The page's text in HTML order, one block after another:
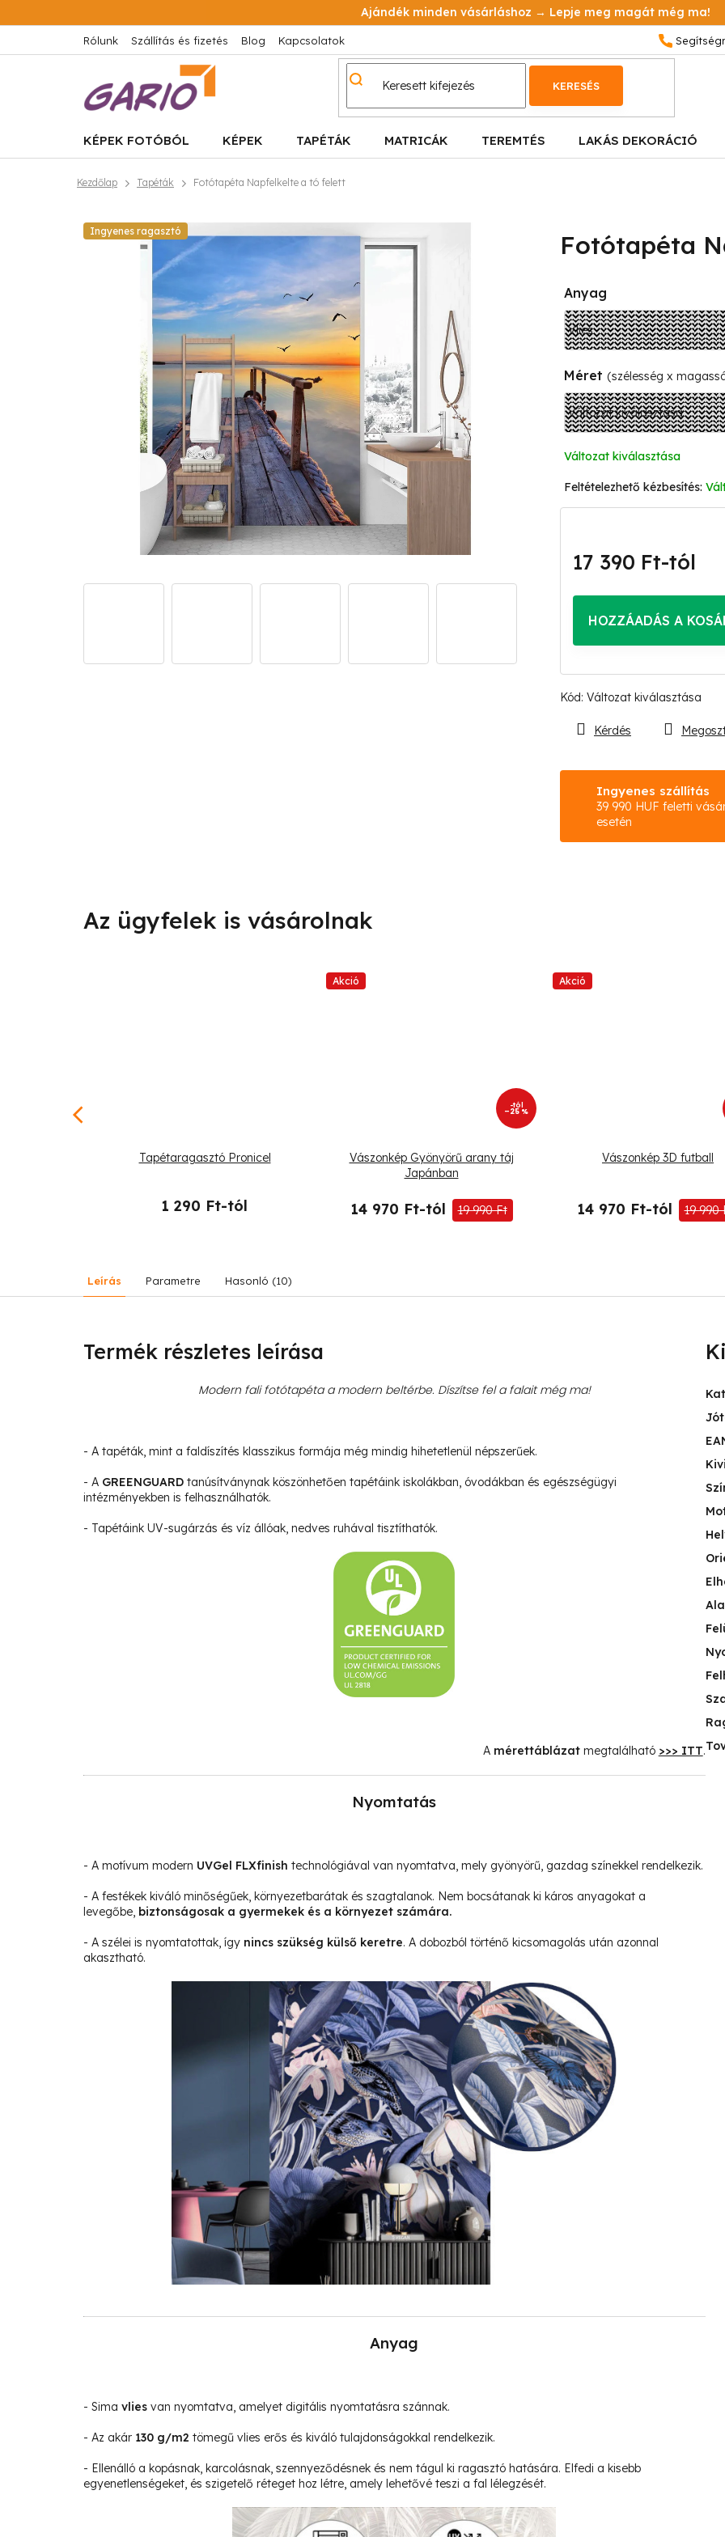
a
tartalomhoz
Ajándék minden vásárláshoz → Lepje meg magát még ma!
Rólunk Szállítás és fizetés Blog Kapcsolatok
KERESÉS
KÉPEK FOTÓBÓL KÉPEK TAPÉTÁK MATRICÁK TEREMTÉS LAKÁS DEKORÁCIÓ
Kezdőlap Tapéták Fotótapéta Napfelkelte a tó felett
Ingyenes ragasztó Fotótapéta
Kód: Változat kiválasztása
Anyag
Méret (szélesség x
Változat kiválasztása
17 390 Ft-tól
HOZZÁADÁS A
Ingyenes szállítás
39 990 HUF feletti
esetén
Kérdés
–25 %
Tapétaragasztó Pronicel
1 290 Ft-tól
Akció
-tól
–25 %
Vászonkép Gyönyörű arany táj
Japánban
14 970 Ft-tól 19 990 Ft
Akció
Vászonkép 3D futball
14 970 Ft-tól 19 990
Leírás Parametre Hasonló (10)
Termék részletes leírása
Modern fali fotótapéta a modern beltérbe. Díszítse fel a falait még ma!
- A tapéták, mint a faldíszítés klasszikus formája még mindig hihetetlenül népszerűek.
- A GREENGUARD tanúsítványnak köszönhetően tapétáink iskolákban, óvodákban és egészségügyi
intézményekben is felhasználhatók.
- Tapétáink UV-sugárzás és víz állóak, nedves ruhával tisztíthatók.
A mérettáblázat megtalálható >>> ITT.
Nyomtatás
- A motívum modern UVGel FLXfinish technológiával van nyomtatva, mely gyönyörű, gazdag színekkel rendelkezik.
- A festékek kiváló minőségűek, környezetbarátak és szagtalanok. Nem bocsátanak ki káros anyagokat a
levegőbe, biztonságosak a gyermekek és a környezet számára.
- A szélei is nyomtatottak, így nincs szükség külső keretre. A dobozból történő kicsomagolás után azonnal
akasztható.
Anyag
- Sima vlies van nyomtatva, amelyet digitális nyomtatásra szánnak.
- Az akár 130 g/m2 tömegű vlies erős és kiváló tulajdonságokkal rendelkezik.
- Ellenálló a kopásnak, karcolásnak, szennyeződésnek és nem tágul ki ragasztó hatására. Elfedi a kisebb
egyenetlenségeket, és szigetelő réteget hoz létre, amely lehetővé teszi a fal lélegzését.